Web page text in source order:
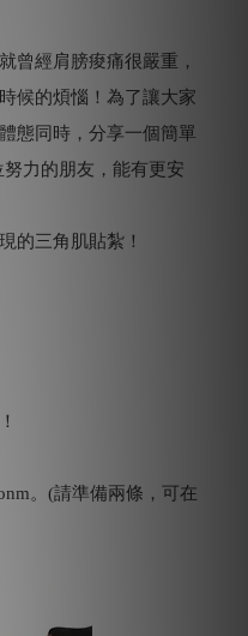
曾經肩膀痠痛很嚴重，
候的煩惱！為了讓大家
態同時，分享一個簡單
力的朋友，能有更安
的三角肌貼紮！
。(請準備兩條，可在